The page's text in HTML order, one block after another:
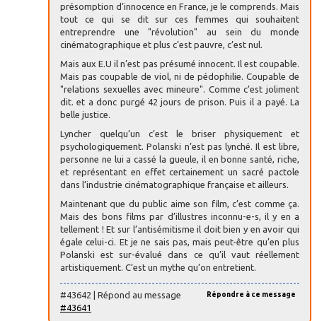
présomption d’innocence en France, je le comprends. Mais
tout ce qui se dit sur ces femmes qui souhaitent
entreprendre une "révolution" au sein du monde
cinématographique et plus c’est pauvre, c’est nul.
Mais aux E.U il n’est pas présumé innocent. Il est coupable.
Mais pas coupable de viol, ni de pédophilie. Coupable de
"relations sexuelles avec mineure". Comme c’est joliment
dit. et a donc purgé 42 jours de prison. Puis il a payé. La
belle justice.
Lyncher quelqu’un c’est le briser physiquement et
psychologiquement. Polanski n’est pas lynché. Il est libre,
personne ne lui a cassé la gueule, il en bonne santé, riche,
et représentant en effet certainement un sacré pactole
dans l’industrie cinématographique française et ailleurs.
Maintenant que du public aime son film, c’est comme ça.
Mais des bons films par d’illustres inconnu-e-s, il y en a
tellement ! Et sur l’antisémitisme il doit bien y en avoir qui
égale celui-ci. Et je ne sais pas, mais peut-être qu’en plus
Polanski est sur-évalué dans ce qu’il vaut réellement
artistiquement. C’est un mythe qu’on entretient.
Répondre à ce message
#43642 | Répond au message
#43641